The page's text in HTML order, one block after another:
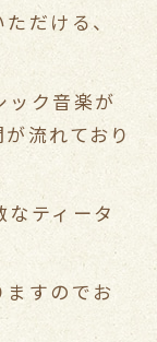
だける、
ック音楽が
流れており
ティータ
すのでお